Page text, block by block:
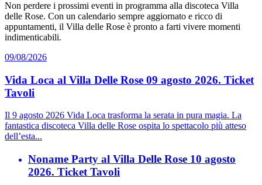
Non perdere i prossimi eventi in programma alla discoteca Villa
delle Rose. Con un calendario sempre aggiornato e ricco di
appuntamenti, il Villa delle Rose è pronto a farti vivere momenti
indimenticabili.
09/08/2026
Vida Loca al Villa Delle Rose 09 agosto 2026. Ticket
Tavoli
Il 9 agosto 2026 Vida Loca trasforma la serata in pura magia. La
fantastica discoteca Villa delle Rose ospita lo spettacolo più atteso
dell’esta...
Noname Party al Villa Delle Rose 10 agosto
2026. Ticket Tavoli